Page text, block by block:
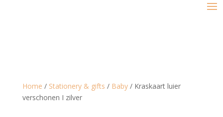
Home / Stationery & gifts / Baby/ Kraskaart luier
verschonen I zilver